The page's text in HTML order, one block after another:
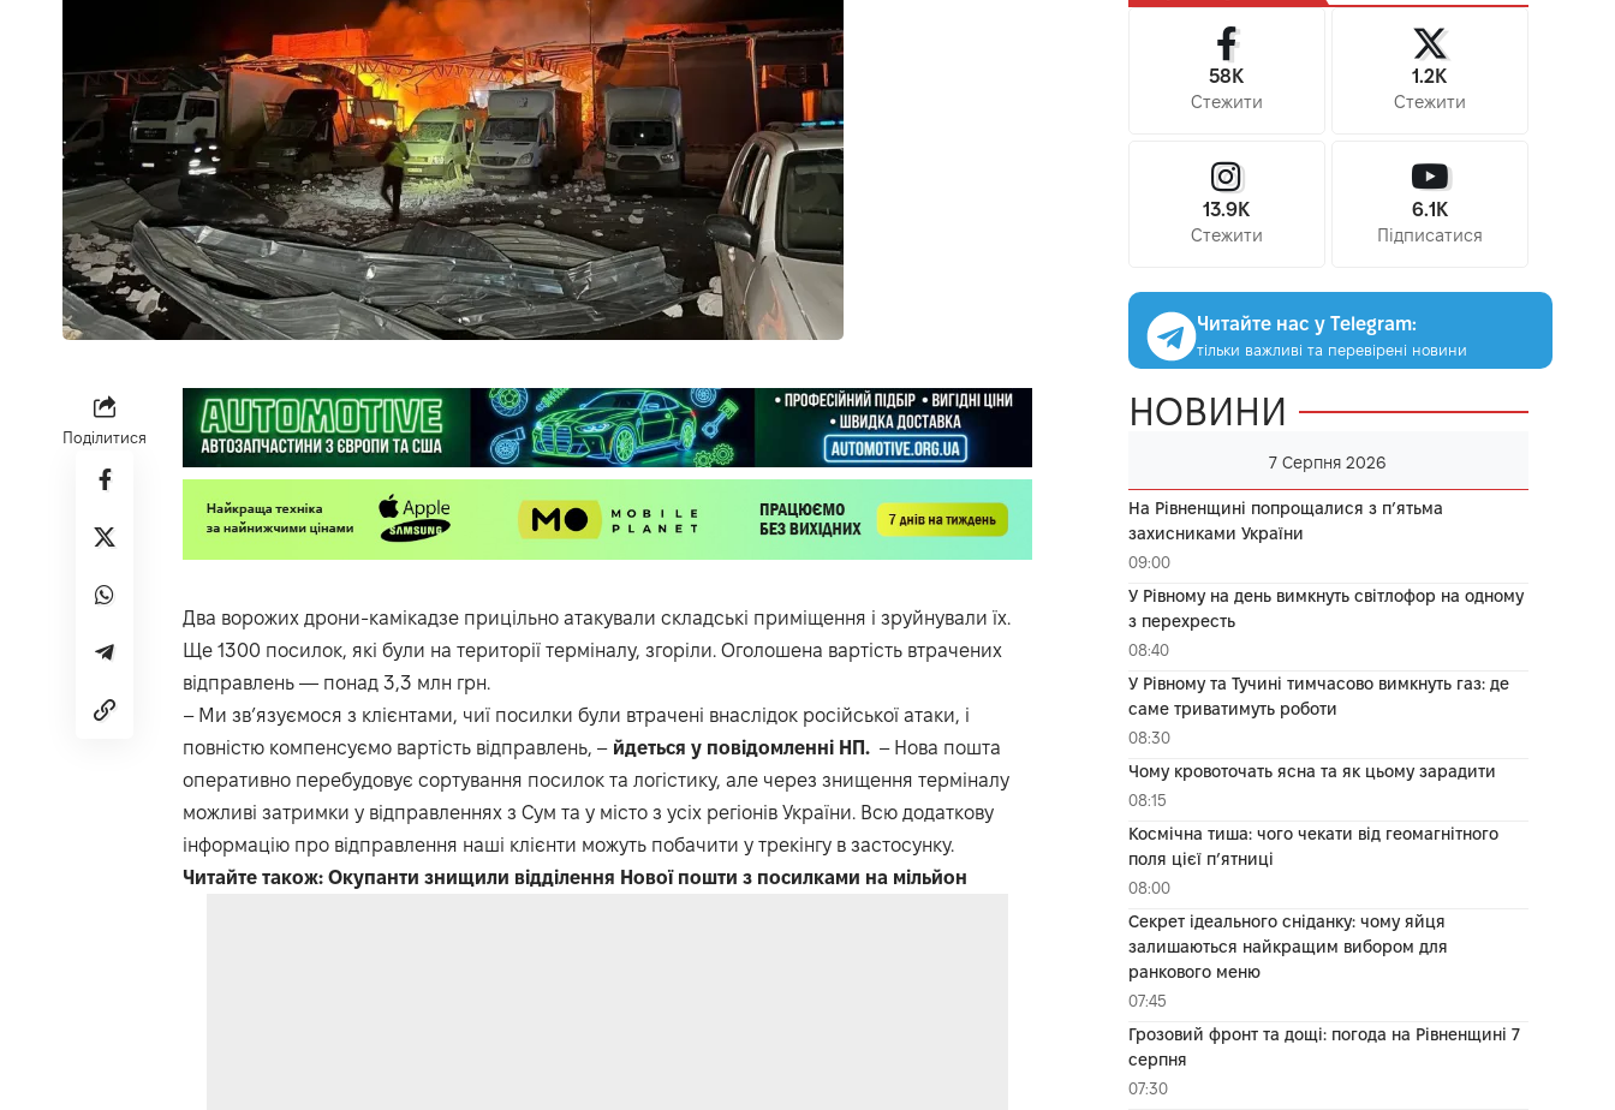
Поділитися
Два ворожих дрони-камікадзе прицільно атакували складські приміщення і зруйнували їх.
Ще 1300 посилок, які були на території терміналу, згоріли. Оголошена вартість втрачених
відправлень — понад 3,3 млн грн.
– Ми зв’язуємося з клієнтами, чиї посилки були втрачені внаслідок російської атаки, і
повністю компенсуємо вартість відправлень, – йдеться у повідомленні НП. – Нова пошта
оперативно перебудовує сортування посилок та логістику, але через знищення терміналу
можливі затримки у відправленнях з Сум та у місто з усіх регіонів України. Всю додаткову
інформацію про відправлення наші клієнти можуть побачити у трекінгу в застосунку.
Читайте також: Окупанти знищили відділення Нової пошти з посилками на мільйон
58K
Стежити
1.2K
Стежити
13.9K
Стежити
6.1K
Підписатися
Читайте нас у Telegram:
тільки важливі та перевірені новини
НОВИНИ
7 Серпня 2026
На Рівненщині попрощалися з п’ятьма
захисниками України
09:00
У Рівному на день вимкнуть світлофор на одному
з перехресть
08:40
У Рівному та Тучині тимчасово вимкнуть газ: де
саме триватимуть роботи
08:30
Чому кровоточать ясна та як цьому зарадити
08:15
Космічна тиша: чого чекати від геомагнітного
поля цієї п’ятниці
08:00
Секрет ідеального сніданку: чому яйця
залишаються найкращим вибором для
ранкового меню
07:45
Грозовий фронт та дощі: погода на Рівненщині 7
серпня
07:30